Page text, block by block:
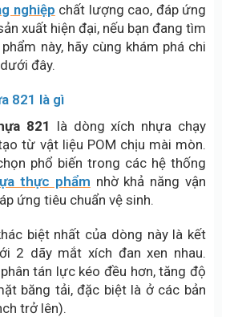
nghiệp chất lượng cao, đáp ứng
xuất hiện đại, nếu bạn đang tìm
này, hãy cùng khám phá chi
đây.
821 là gì
821 là dòng xích nhựa chạy
từ vật liệu POM chịu mài mòn.
phổ biến trong các hệ thống
thực phẩm nhờ khả năng vận
ứng tiêu chuẩn vệ sinh.
biệt nhất của dòng này là kết
2 dãy mắt xích đan xen nhau.
tán lực kéo đều hơn, tăng độ
băng tải, đặc biệt là ở các bản
trở lên).